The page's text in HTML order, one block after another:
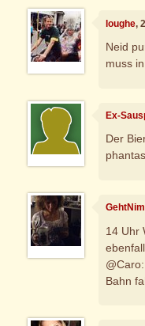
loughe,
Neid
muss
Ex-
Der
14 Uhr
Bahn